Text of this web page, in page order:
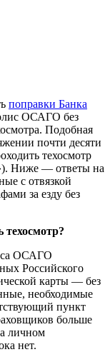
поправки Банка
ОСАГО без
Подобная
почти десяти
техосмотр
Ниже — ответы на
с отвязкой
за езду без
техосмотр?
ОСАГО
Российского
карты — без
необходимые
пункт
больше
личном
нет.